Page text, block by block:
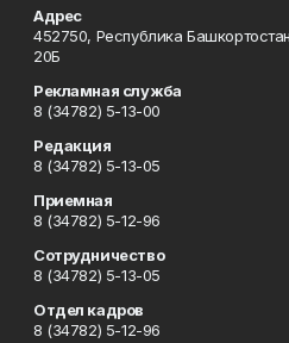
Адрес
452750, Республика
20Б
Рекламная служба
8 (34782) 5-13-00
Редакция
8 (34782) 5-13-05
Приемная
8 (34782) 5-12-96
Сотрудничество
8 (34782) 5-13-05
Отдел кадров
8 (34782) 5-12-96